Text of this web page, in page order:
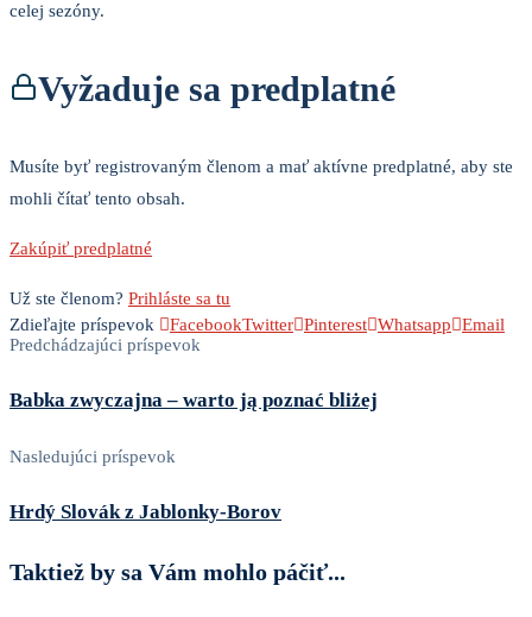
celej sezóny.
Vyžaduje sa predplatné
Musíte byť registrovaným členom a mať aktívne predplatné, aby ste
mohli čítať tento obsah.
Zakúpiť predplatné
Už ste členom? Prihláste sa tu
Zdieľajte príspevok
FacebookTwitter Pinterest Whatsapp
Email
Predchádzajúci príspevok
Babka zwyczajna – warto ją poznać bliżej
Nasledujúci príspevok
Hrdý Slovák z Jablonky-Borov
Taktiež by sa Vám mohlo páčiť...